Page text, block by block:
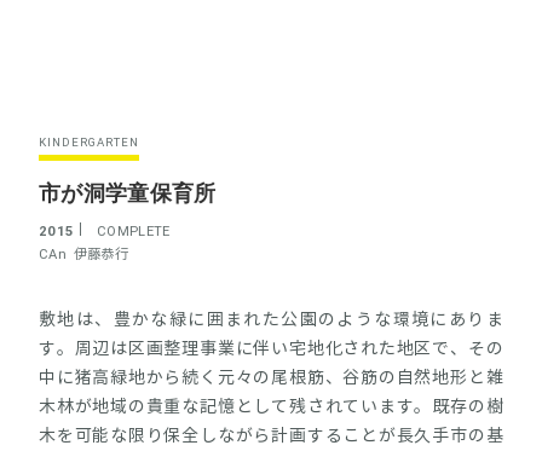
KINDERGARTEN
市が洞学童保育所
2015
COMPLETE
CAn 伊藤恭行
敷地は、豊かな緑に囲まれた公園のような環境にありま
す。周辺は区画整理事業に伴い宅地化された地区で、その
中に猪高緑地から続く元々の尾根筋、谷筋の自然地形と雑
木林が地域の貴重な記憶として残されています。既存の樹
木を可能な限り保全しながら計画することが長久手市の基